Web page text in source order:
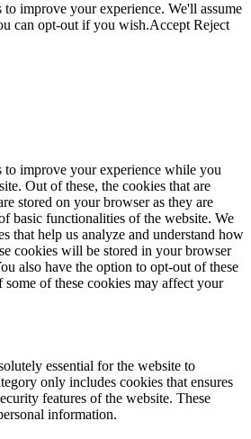
to improve your experience. We'll assume
can opt-out if you wish.Accept Reject
to improve your experience while you
Out of these, the cookies that are
stored on your browser as they are
basic functionalities of the website. We
that help us analyze and understand how
cookies will be stored in your browser
also have the option to opt-out of these
of these cookies may affect your
essential for the website to
only includes cookies that ensures
features of the website. These
information.